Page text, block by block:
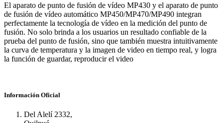
El aparato de punto de fusión de vídeo MP430 y el aparato de punto
de fusión de vídeo automático MP450/MP470/MP490 integran
perfectamente la tecnología de vídeo en la medición del punto de
fusión. No solo brinda a los usuarios un resultado confiable de la
prueba del punto de fusión, sino que también muestra intuitivamente
la curva de temperatura y la imagen de video en tiempo real, y logra
la función de guardar, reproducir el video
Información Oficial
Del Alelí 2332,